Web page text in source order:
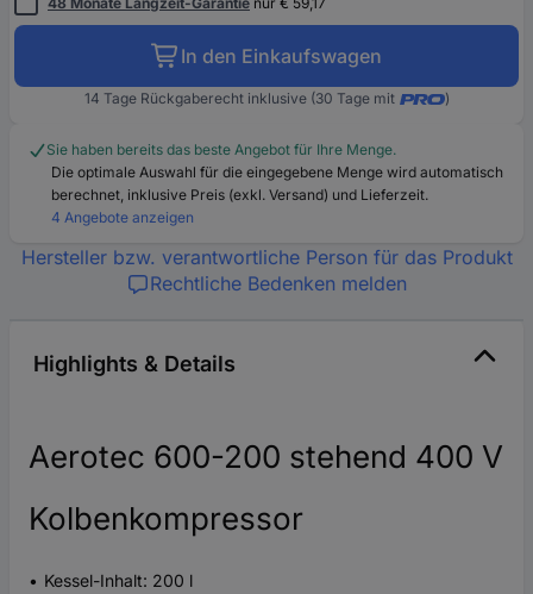
In den Einkaufswagen
14 Tage Rückgaberecht inklusive (30 Tage mit )
Sie haben bereits das beste Angebot für Ihre Menge.
Die optimale Auswahl für die eingegebene Menge wird automatisch
berechnet, inklusive Preis (exkl. Versand) und Lieferzeit.
4 Angebote anzeigen
Hersteller bzw. verantwortliche Person für das Produkt
Rechtliche Bedenken melden
Highlights & Details
Aerotec 600-200 stehend 400 V
Kolbenkompressor
Kessel-Inhalt: 200 l